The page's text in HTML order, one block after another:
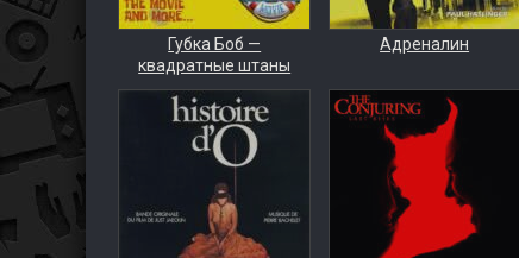
Губка Боб —
квадратные штаны
Адреналин